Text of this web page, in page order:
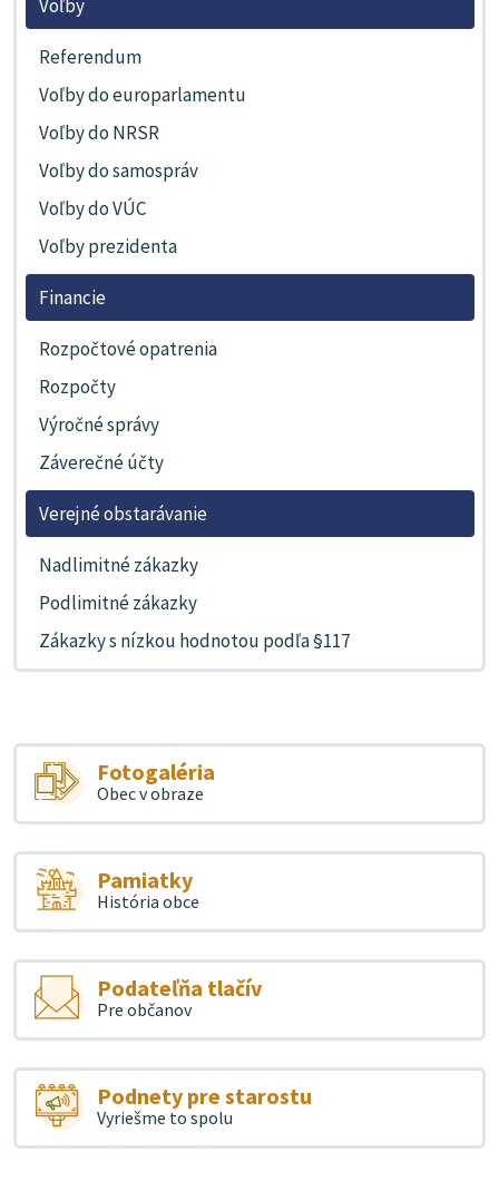
Voľby
Referendum
Voľby do europarlamentu
Voľby do NRSR
Voľby do samospráv
Voľby do VÚC
Voľby prezidenta
Financie
Rozpočtové opatrenia
Rozpočty
Výročné správy
Záverečné účty
Verejné obstarávanie
Nadlimitné zákazky
Podlimitné zákazky
Zákazky s nízkou hodnotou podľa §117
Fotogaléria
Obec v obraze
Pamiatky
História obce
Podateľňa tlačív
Pre občanov
Podnety pre starostu
Vyriešme to spolu